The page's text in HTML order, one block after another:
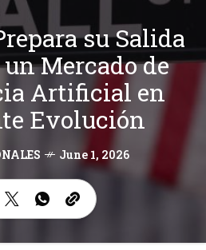
su Salida
Mercado de
Artificial en
Evolución
June 1, 2026